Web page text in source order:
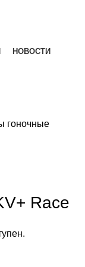
НОВОСТИ
гоночные
Race